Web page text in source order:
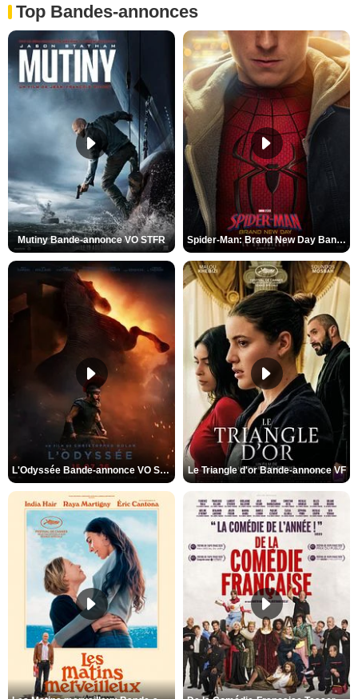
Top Bandes-annonces
Mutiny Bande-annonce VO STFR Spider-Man: Brand New Day Bande-annonce VO STFR
L'Odyssée Bande-annonce VO STFR Le Triangle d'or Bande-annonce VF